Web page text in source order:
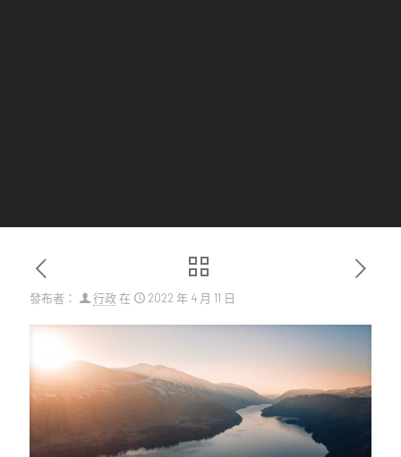
發布者： 行政在 2022 年 4 月 11 日